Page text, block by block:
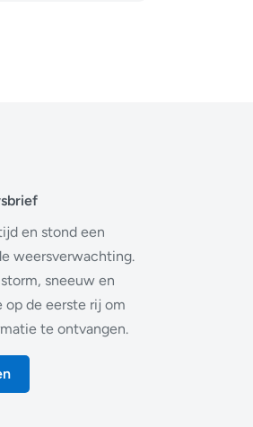
en stond een
weersverwachting.
sneeuw en
op de eerste rij om
te ontvangen.